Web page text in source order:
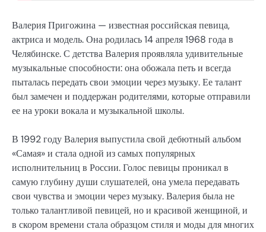
Валерия Пригожина — известная российская певица,
актриса и модель. Она родилась 14 апреля 1968 года в
Челябинске. С детства Валерия проявляла удивительные
музыкальные способности: она обожала петь и всегда
пыталась передать свои эмоции через музыку. Ее талант
был замечен и поддержан родителями, которые отправили
ее на уроки вокала и музыкальной школы.
В 1992 году Валерия выпустила свой дебютный альбом
«Самая» и стала одной из самых популярных
исполнительниц в России. Голос певицы проникал в
самую глубину души слушателей, она умела передавать
свои чувства и эмоции через музыку. Валерия была не
только талантливой певицей, но и красивой женщиной, и
в скором времени стала образцом стиля и моды для многих